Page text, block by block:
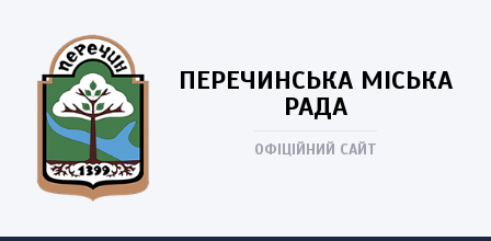
ПЕРЕЧИНСЬКА МІСЬКА
РАДА
ОФІЦІЙНИЙ САЙТ